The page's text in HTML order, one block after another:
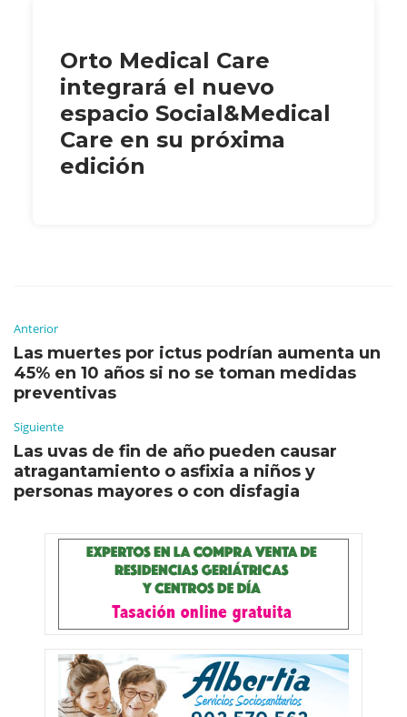
Orto Medical Care
integrará el nuevo
espacio Social&Medical
Care en su próxima
edición
Anterior
Las muertes por ictus podrían aumenta un
45% en 10 años si no se toman medidas
preventivas
Siguiente
Las uvas de fin de año pueden causar
atragantamiento o asfixia a niños y
personas mayores o con disfagia